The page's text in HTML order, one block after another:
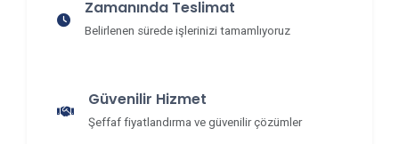
Zamanında Teslimat
Belirlenen sürede işlerinizi tamamlıyoruz
Güvenilir Hizmet
Şeffaf fiyatlandırma ve güvenilir çözümler